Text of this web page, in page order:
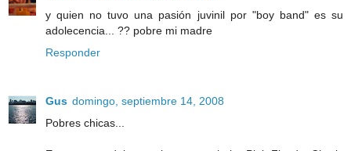
y quien no tuvo una pasión juvinil por "boy band" es su
adolecencia... ?? pobre mi madre
Responder
Gus domingo, septiembre 14, 2008
Pobres chicas...